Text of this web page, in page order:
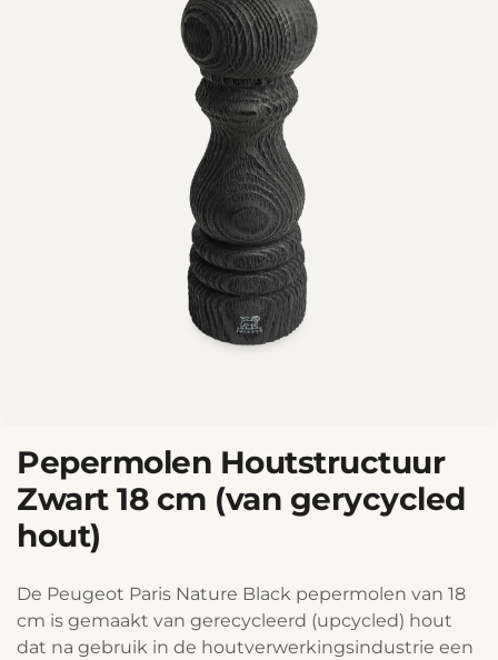
Pepermolen Houtstructuur
Zwart 18 cm (van gerycycled
hout)
De Peugeot Paris Nature Black pepermolen van 18
cm is gemaakt van gerecycleerd (upcycled) hout
dat na gebruik in de houtverwerkingsindustrie een